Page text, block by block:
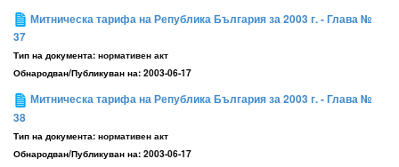
Митническа тарифа на Република България за 2003 г. - Глава №
37
Тип на документа: нормативен акт
Обнародван/Публикуван на: 2003-06-17
Митническа тарифа на Република България за 2003 г. - Глава №
38
Тип на документа: нормативен акт
Обнародван/Публикуван на: 2003-06-17